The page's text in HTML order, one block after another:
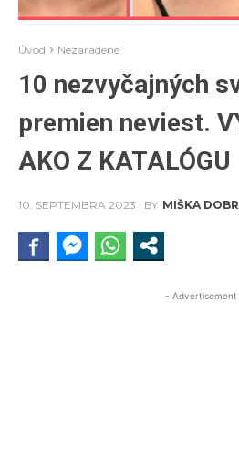
Úvod Nezaradené
10 nezvyčajných
premien neviest.
AKO Z KATALÓGU
10. SEPTEMBRA 2023 BY MIŠKA
- Advertisement